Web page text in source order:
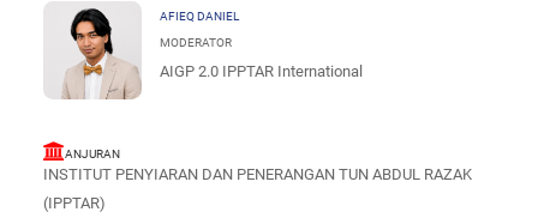
AFIEQ DANIEL
MODERATOR
AIGP 2.0 IPPTAR International
ANJURAN
INSTITUT PENYIARAN DAN PENERANGAN TUN ABDUL RAZAK
(IPPTAR)